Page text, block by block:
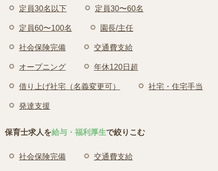
定員30名以下 定員30〜60名
定員60〜100名 園長/主任
社会保険完備 交通費支給
オープニング 年休120日超
借り上げ社宅（名義変更可） 社宅・住宅手当
発達支援
保育士求人を給与・福利厚生で絞りこむ
社会保険完備 交通費支給